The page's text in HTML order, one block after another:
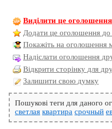
Виділити це оголошення
Додати це оголошення до
Покажіть на оголошення
Надіслати оголошення
Відкрити сторінку для
Залишити свою думку
Пошукові теги для даного
светлая квартира срочный